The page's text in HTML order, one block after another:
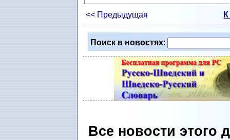
<< Предыдущая
Поиск в новостях:
Все новости этого